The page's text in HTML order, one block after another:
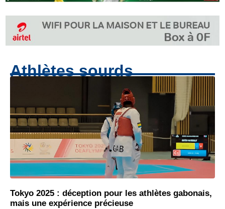
Athlètes sourds
Tokyo 2025 : déception pour les athlètes gabonais,
mais une expérience précieuse